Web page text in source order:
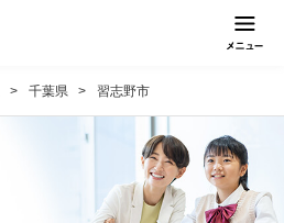
千葉県 習志野市